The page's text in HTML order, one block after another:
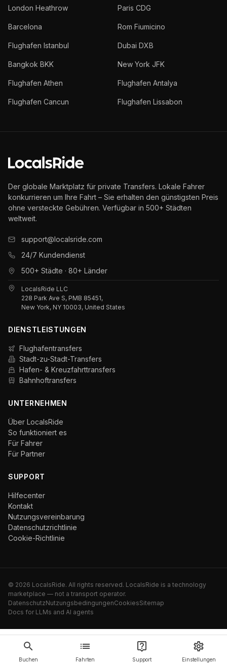
Buchen Fahrten Support Einstellungen
London Heathrow Paris CDG
Barcelona Rom Fiumicino
Flughafen Istanbul Dubai DXB
Bangkok BKK New York JFK
Flughafen Athen Flughafen Antalya
Flughafen Cancun Flughafen Lissabon
Der globale Marktplatz für private Transfers. Lokale Fahrer
konkurrieren um Ihre Fahrt – Sie erhalten den günstigsten Preis
ohne versteckte Gebühren. Verfügbar in 500+ Städten
weltweit.
support@localsride.com
24/7 Kundendienst
500+ Städte · 80+ Länder
LocalsRide LLC
228 Park Ave S, PMB 85451,
New York, NY 10003, United States
DIENSTLEISTUNGEN
Flughafentransfers
Stadt-zu-Stadt-Transfers
Hafen- & Kreuzfahrttransfers
Bahnhoftransfers
UNTERNEHMEN
Über LocalsRide
So funktioniert es
Für Fahrer
Für Partner
SUPPORT
Hilfecenter
Kontakt
Nutzungsvereinbarung
Datenschutzrichtlinie
Cookie-Richtlinie
© 2026 LocalsRide. All rights reserved. LocalsRide is a technology
marketplace — not a transport operator.
DatenschutzNutzungsbedingungenCookiesSitemap
Docs for LLMs and AI agents